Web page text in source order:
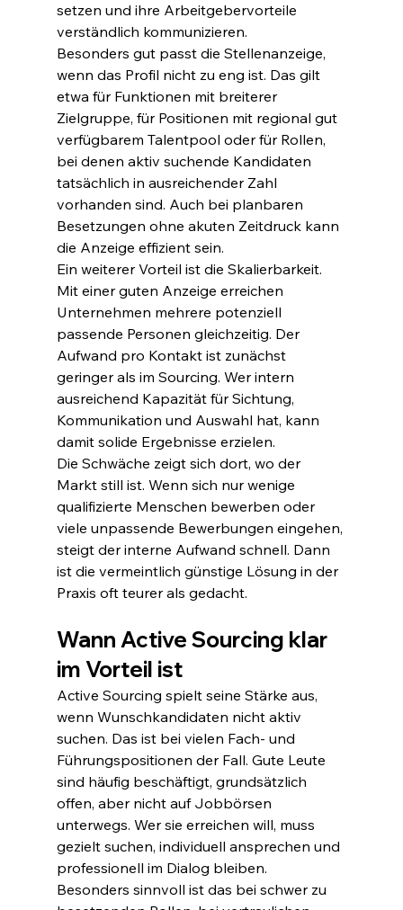
setzen und ihre Arbeitgebervorteile
verständlich kommunizieren.
Besonders gut passt die Stellenanzeige,
wenn das Profil nicht zu eng ist. Das gilt
etwa für Funktionen mit breiterer
Zielgruppe, für Positionen mit regional gut
verfügbarem Talentpool oder für Rollen,
bei denen aktiv suchende Kandidaten
tatsächlich in ausreichender Zahl
vorhanden sind. Auch bei planbaren
Besetzungen ohne akuten Zeitdruck kann
die Anzeige effizient sein.
Ein weiterer Vorteil ist die Skalierbarkeit.
Mit einer guten Anzeige erreichen
Unternehmen mehrere potenziell
passende Personen gleichzeitig. Der
Aufwand pro Kontakt ist zunächst
geringer als im Sourcing. Wer intern
ausreichend Kapazität für Sichtung,
Kommunikation und Auswahl hat, kann
damit solide Ergebnisse erzielen.
Die Schwäche zeigt sich dort, wo der
Markt still ist. Wenn sich nur wenige
qualifizierte Menschen bewerben oder
viele unpassende Bewerbungen eingehen,
steigt der interne Aufwand schnell. Dann
ist die vermeintlich günstige Lösung in der
Praxis oft teurer als gedacht.
Wann Active Sourcing klar
im Vorteil ist
Active Sourcing spielt seine Stärke aus,
wenn Wunschkandidaten nicht aktiv
suchen. Das ist bei vielen Fach- und
Führungspositionen der Fall. Gute Leute
sind häufig beschäftigt, grundsätzlich
offen, aber nicht auf Jobbörsen
unterwegs. Wer sie erreichen will, muss
gezielt suchen, individuell ansprechen und
professionell im Dialog bleiben.
Besonders sinnvoll ist das bei schwer zu